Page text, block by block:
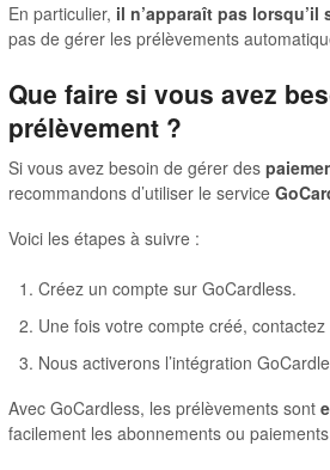
En particulier, il n’apparaît pas lorsqu’il
pas de gérer les prélèvements
Que faire si vous avez
prélèvement ?
Si vous avez besoin de gérer des
recommandons d’utiliser le service
Voici les étapes à suivre :
Créez un compte sur GoCardless.
Une fois votre compte créé,
Nous activerons l’intégration
Avec GoCardless, les prélèvements sont
facilement les abonnements ou